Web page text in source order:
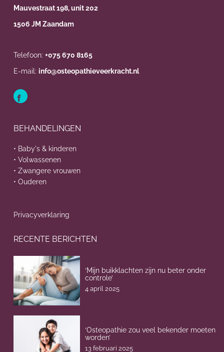
Mauvestraat 198, unit 202
1506 JM Zaandam
Telefoon: +075 670 8165
E-mail: info@osteopathieveerkracht.nl
BEHANDELINGEN
• Baby's & kinderen
• Volwassenen
• Zwangere vrouwen
• Ouderen
Privacyverklaring
RECENTE BERICHTEN
‘Mijn buikklachten zijn nu beter onder
controle’
4 april 2025
‘Osteopathie zou veel bekender moeten
worden’
13 februari 2025